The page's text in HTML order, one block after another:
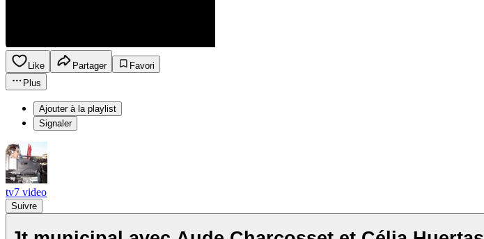
Like Partager
Favori
Plus
Ajouter à la playlist
Signaler
tv7 video
Suivre